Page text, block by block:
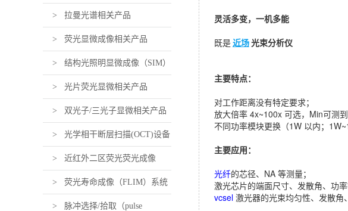
> 拉曼光谱相关产品
> 荧光显微成像相关产品
> 结构光照明显微成像（SIM）
相关产品
> 光片荧光显微相关产品
> 双光子/三光子显微相关产品
> 光学相干断层扫描(OCT)设备
及组件
> 近红外二区荧光荧光成像
（近红外活体荧光成像）设备及
组件
> 荧光寿命成像（FLIM）系统
及组件
> 脉冲选择/拾取（pulse
灵活多变，一机多能
既是近场光束分析仪
主要特点：
对工作距离没有特定要求；
放大倍率 4x~100x 可选，Min可测到
不同功率模块更换（1W 以内；
主要应用：
光纤的芯径、NA 等测量；
激光芯片的端面尺寸、发散角、功率
vcsel 激光器的光束均匀性、发散角